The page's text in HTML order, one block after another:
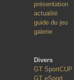
présentation
actualité
guide du jeu
galerie
Divers
GT SportCUP
GT eSport